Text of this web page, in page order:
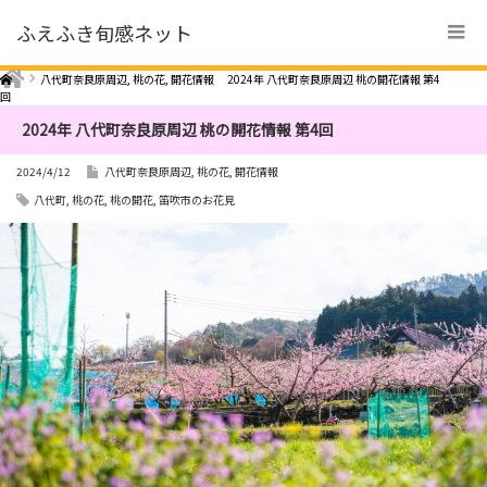
ふえふき旬感ネット
Home 八代町奈良原周辺, 桃の花, 開花情報
2024年 八代町奈良原周辺 桃の開花情報 第4
回
2024年 八代町奈良原周辺 桃の開花情報 第4回
2024/4/12 八代町奈良原周辺, 桃の花, 開花情報
八代町, 桃の花, 桃の開花, 笛吹市のお花見